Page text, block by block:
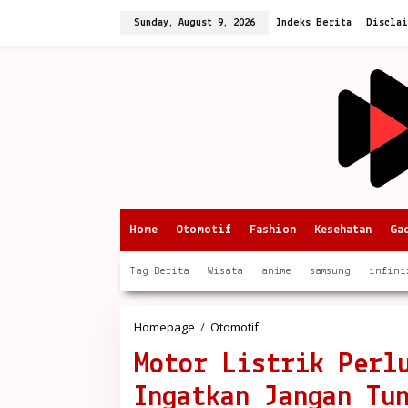
Sunday, August 9, 2026 Indeks Berita
Home Otomotif Fashion Kesehatan
Tag Berita Wisata anime samsung
Homepage / OtomotifMotor
Perlu
Servis
Motor Listrik
Ingatkan Jangan